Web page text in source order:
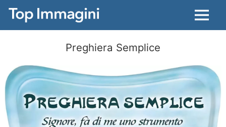
Menu
Preghiera Semplice